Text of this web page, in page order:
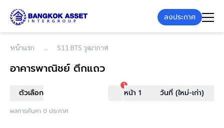
ลงประกาศ
หน้าแรก S11 BTS วุฒากาศ
อาคารพาณิชย์ ตึกแถว
ตัวเลือก
1
หน้า 1 วันที่ (ใหม่-เก่า)
ผลการค้นหา 0 ประกาศ